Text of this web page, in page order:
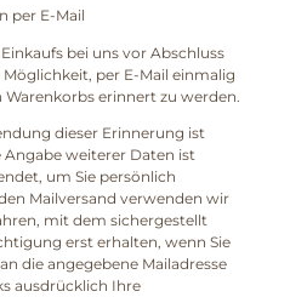
per E-Mail
bei uns vor Abschluss
per E-Mail einmalig
erinnert zu werden.
dieser Erinnerung ist
Angabe weiterer Daten ist
um Sie persönlich
Mailversand verwenden wir
mit dem sichergestellt
erst erhalten, wenn Sie
die angegebene Mailadresse
ausdrücklich Ihre